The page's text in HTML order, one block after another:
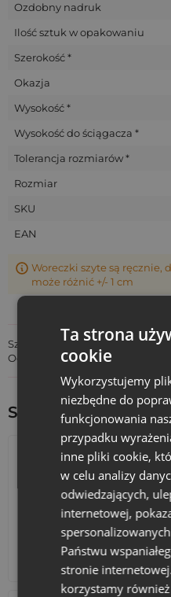
Ozdobny nadruk
Ilość sztuk w opakowaniu
Szerokość *
Okazja
Wysokość *
Wysokość do ściągacza *
Tolerancja rozmiarów *
Rozmiar
SKU
EAN
Woreczki szyte są ręcznie,
może różnić +/- 1 cm
Szczegóły dotyczące
Odpowiedzialność za produkt
Sprawdź inne
Kalendarze adwentowe
Ta strona
cookie
Wykorzystujemy
niezbędne do
funkcjonowania
przypadku
inne pliki cookie,
w celu analizy
odwiedzających,
internetowej,
Państwu
stronie
korzystamy